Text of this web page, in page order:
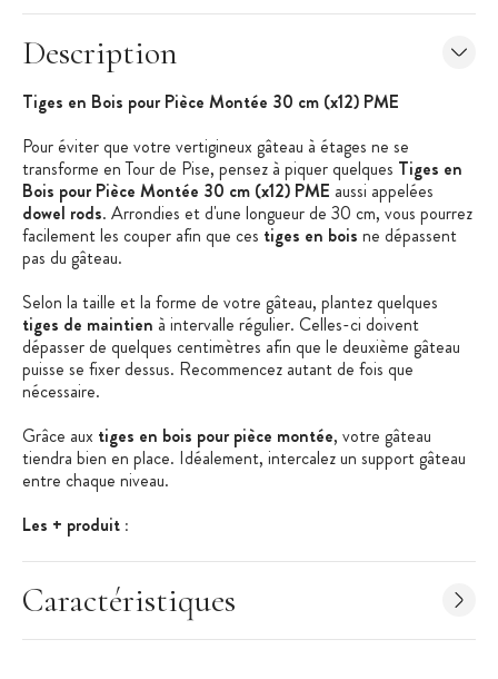
Description
Tiges en Bois pour Pièce Montée 30 cm (x12) PME
Pour éviter que votre vertigineux gâteau à étages ne se
transforme en Tour de Pise, pensez à piquer quelques Tiges en
Bois pour Pièce Montée 30 cm (x12) PME aussi appelées
dowel rods. Arrondies et d'une longueur de 30 cm, vous pourrez
facilement les couper afin que ces tiges en bois ne dépassent
pas du gâteau.
Selon la taille et la forme de votre gâteau, plantez quelques
tiges de maintien à intervalle régulier. Celles-ci doivent
dépasser de quelques centimètres afin que le deuxième gâteau
puisse se fixer dessus. Recommencez autant de fois que
nécessaire.
Grâce aux tiges en bois pour pièce montée, votre gâteau
tiendra bien en place. Idéalement, intercalez un support gâteau
entre chaque niveau.
Les + produit :
Tiges de soutien
Idéales pour vos gâteaux à étages
Caractéristiques